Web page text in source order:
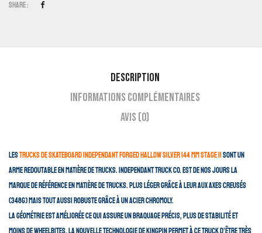
Share :
Description
Informations complémentaires
Avis (0)
Lestrucks de skateboard Independant Forged Hallow Silver 144 mm Stage 11
sont un
arme redoutable en matière de trucks. Independant Truck Co. est de nos jours la
marque de référence en matière de trucks. Plus léger grâce à leur aux axes creusés
(348g) mais tout aussi robuste grâce à un acier chromoly.
La géométrie est améliorée ce qui assure un braquage précis, plus de stabilité et